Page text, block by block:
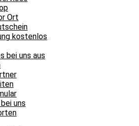
Ort
kostenlos
bei uns aus
uns